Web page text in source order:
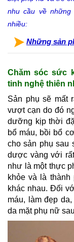
nhu cầu về
nhiều:
Những sản
Chăm sóc sức
tinh nghệ thiên
Sản phụ sẽ mất
vượt cạn do đó
dưỡng kịp thời
bổ máu, bồi bổ
cho sản phụ sau
dược vàng với
như là một thực
khỏe và là
khác nhau. Đối
máu, làm đẹp
da mặt phụ nữ